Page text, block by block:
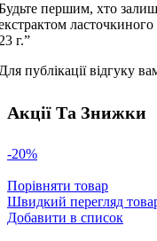
першим, хто
г.”
публікації відгуку
Акції Та Знижки
-20%
Порівняти товар
Швидкий перегляд
Добавити в список